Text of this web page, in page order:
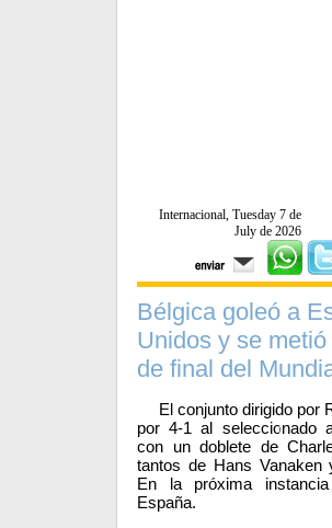
Internacional, Tuesday 7 de
July de 2026
Bélgica goleó a
Unidos y se
de final del
El conjunto dirigido por
por 4-1 al seleccionado
con un doblete de
tantos de Hans Vanaken
En la próxima
España.